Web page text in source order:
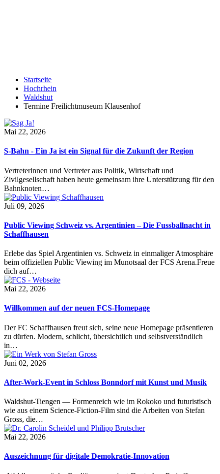
Startseite
Hochrhein
Waldshut
Termine Freilichtmuseum Klausenhof
Mai 22, 2026
S-Bahn - Ein Ja ist ein Signal für die Zukunft der Region
Vertreterinnen und Vertreter aus Politik, Wirtschaft und
Zivilgesellschaft haben heute gemeinsam ihre Unterstützung für den
Bahnknoten…
Juli 09, 2026
Public Viewing Schweiz vs. Argentinien – Die Fussballnacht in
Schaffhausen
Erlebe das Spiel Argentinien vs. Schweiz in einmaliger Atmosphäre
beim offiziellen Public Viewing im Munotsaal der FCS Arena.Freue
dich auf…
Mai 22, 2026
Willkommen auf der neuen FCS-Homepage
Der FC Schaffhausen freut sich, seine neue Homepage präsentieren
zu dürfen. Modern, schlicht, übersichtlich und selbstverständlich
in…
Juni 02, 2026
After-Work-Event in Schloss Bonndorf mit Kunst und Musik
Waldshut-Tiengen — Formenreich wie im Rokoko und futuristisch
wie aus einem Science-Fiction-Film sind die Arbeiten von Stefan
Gross, die…
Mai 22, 2026
Auszeichnung für digitale Demokratie-Innovation